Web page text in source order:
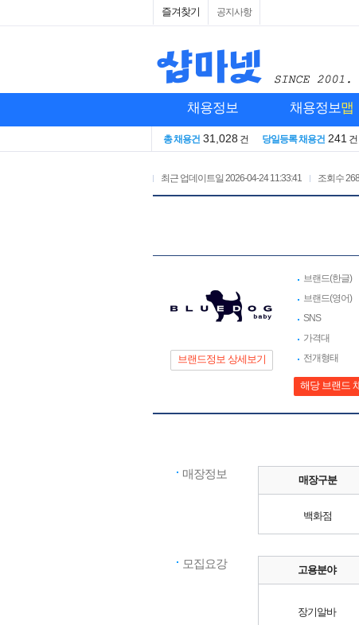
즐겨찾기 공지사항
채용정보 채용정보맵
총 채용건 31,028 건 당일등록 채용건 241 건
최근 업데이트일 2026-04-24 11:33:41 조회수
브랜드정보 상세보기
브랜드(한글)
브랜드(영어)
SNS
가격대
전개형태
해당 브랜드
매장정보 매장구분
백화점
모집요강 고용분야
장기알바